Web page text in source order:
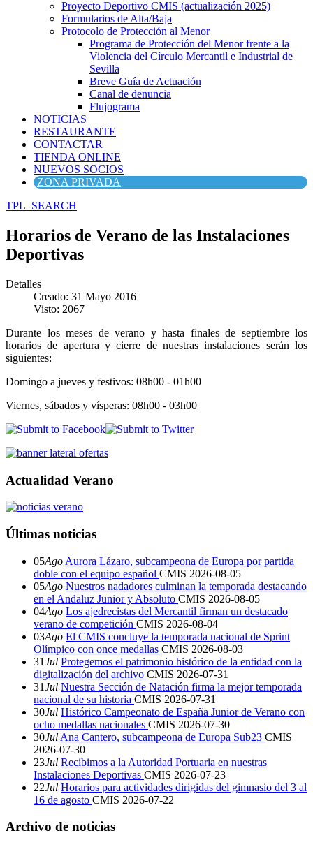
Proyecto Deportivo CMIS (actualización 2025)
Formularios de Alta/Baja
Protocolo de Protección al Menor
Programa de Protección del Menor frente a la
Violencia del Círculo Mercantil e Industrial de
Sevilla
Breve Guía de Actuación
Canal de denuncia
Flujograma
NOTICIAS
RESTAURANTE
CONTACTAR
TIENDA ONLINE
NUEVOS SOCIOS
ZONA PRIVADA
TPL_SEARCH
Horarios de Verano de las Instalaciones
Deportivas
Detalles
Creado: 31 Mayo 2016
Visto: 2067
Durante los meses de verano y hasta finales de septiembre los
horarios de apertura y cierre de nuestras instalaciones serán los
siguientes:
Domingo a jueves y festivos: 08h00 - 01h00
Viernes, sábados y vísperas: 08h00 - 03h00
Actualidad Verano
Últimas noticias
05Ago Aurora Lázaro, subcampeona de Europa por partida
doble con el equipo español CMIS 2026-08-05
05Ago Nuestros nadadores culminan la temporada destacando
en el Andaluz Junior y Absoluto CMIS 2026-08-05
04Ago Los ajedrecistas del Mercantil firman un destacado
verano de competición CMIS 2026-08-04
03Ago El CMIS concluye la temporada nacional de Sprint
Olímpico con once medallas CMIS 2026-08-03
31Jul Protegemos el patrimonio histórico de la entidad con la
digitalización del archivo CMIS 2026-07-31
31Jul Nuestra Sección de Natación firma la mejor temporada
nacional de su historia CMIS 2026-07-31
30Jul Histórico Campeonato de España Junior de Verano con
ocho medallas nacionales CMIS 2026-07-30
30Jul Ana Cantero, subcampeona de Europa Sub23 CMIS
2026-07-30
23Jul Recibimos a la Autoridad Portuaria en nuestras
Instalaciones Deportivas CMIS 2026-07-23
22Jul Horarios para actividades dirigidas del gimnasio del 3 al
16 de agosto CMIS 2026-07-22
Archivo de noticias